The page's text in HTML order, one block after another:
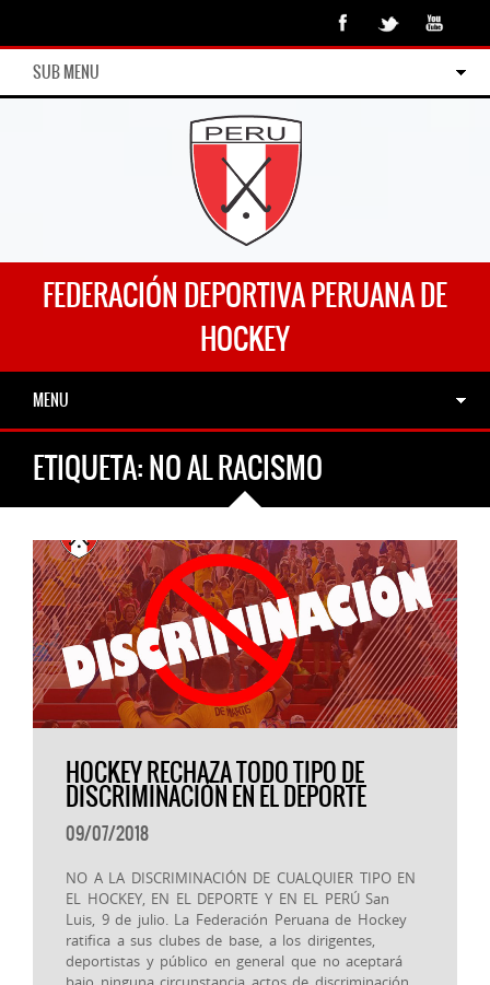
SUB MENU
FEDERACIÓN DEPORTIVA PERUANA DE
HOCKEY
MENU
ETIQUETA:NO AL RACISMO
HOCKEY RECHAZA TODO TIPO DE
DISCRIMINACIÓN EN EL DEPORTE
09/07/2018
NO A LA DISCRIMINACIÓN DE CUALQUIER TIPO EN
EL HOCKEY, EN EL DEPORTE Y EN EL PERÚ San
Luis, 9 de julio. La Federación Peruana de Hockey
ratifica a sus clubes de base, a los dirigentes,
deportistas y público en general que no aceptará